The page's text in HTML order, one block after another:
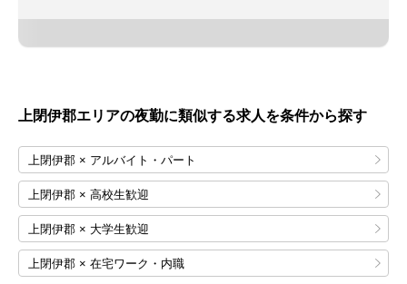
上閉伊郡エリアの夜勤に類似する求人を条件から探す
上閉伊郡 × アルバイト・パート
上閉伊郡 × 高校生歓迎
上閉伊郡 × 大学生歓迎
上閉伊郡 × 在宅ワーク・内職